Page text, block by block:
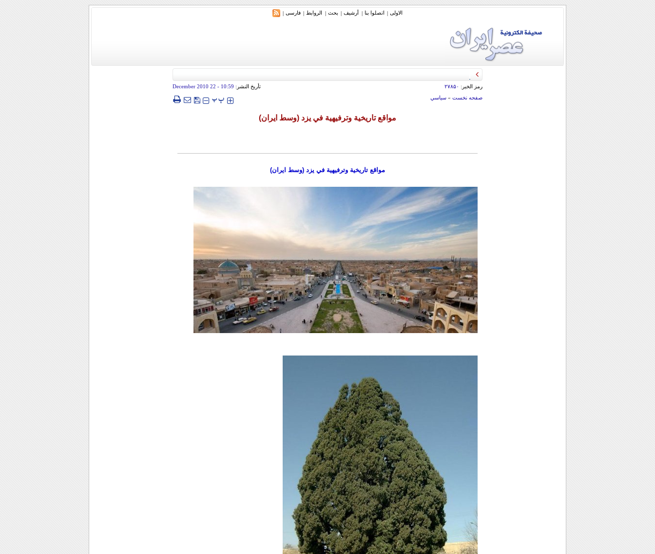
الاولی | اتصلوا بنا | أرشیف | بحث | الروابط | فارسی |
رمز الخبر: ۲۷۸۵۰ تأريخ النشر: 10:59
- 22 December 2010
صفحه نخست» سياسي ‍‍‍ پپ
مواقع تاريخية وترفيهية في يزد (وسط ايران)
مواقع تاريخية وترفيهية في يزد (وسط ايران)